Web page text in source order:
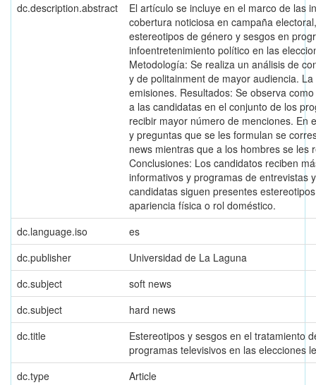
dc.description.abstract
El artículo se incluye en el marco de las
cobertura noticiosa en campaña
estereotipos de género y sesgos en
infoentretenimiento político en las
Metodología: Se realiza un análisis de
y de politainment de mayor audiencia.
emisiones. Resultados: Se observa
a las candidatas en el conjunto de los
recibir mayor número de menciones. En
y preguntas que se les formulan se
news mientras que a los hombres se les
Conclusiones: Los candidatos reciben
informativos y programas de entrevistas
candidatas siguen presentes
apariencia física o rol doméstico.
dc.language.iso
es
dc.publisher
Universidad de La Laguna
dc.subject
soft news
dc.subject
hard news
dc.title
Estereotipos y sesgos en el tratamiento
programas televisivos en las elecciones
dc.type
Article